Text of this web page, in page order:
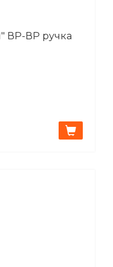
ВР-ВР ручка